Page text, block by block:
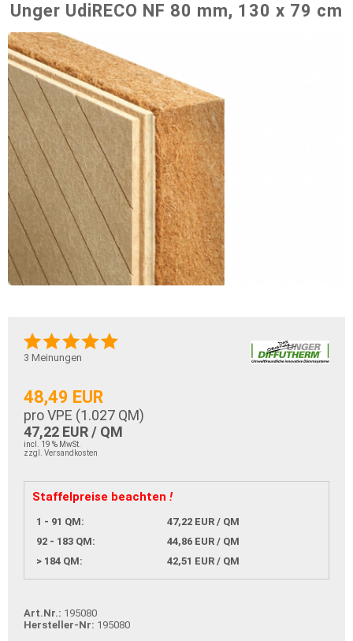
Unger UdiRECO NF 80 mm, 130 x 79 cm
3 Meinungen
48,49 EUR
pro VPE (1.027 QM)
47,22 EUR / QM
incl. 19 % MwSt.
zzgl. Versandkosten
Staffelpreise beachten !
1 - 91 QM:
47,22 EUR / QM
92 - 183 QM:
44,86 EUR / QM
> 184 QM:
42,51 EUR / QM
Art.Nr.: 195080
Hersteller-Nr: 195080